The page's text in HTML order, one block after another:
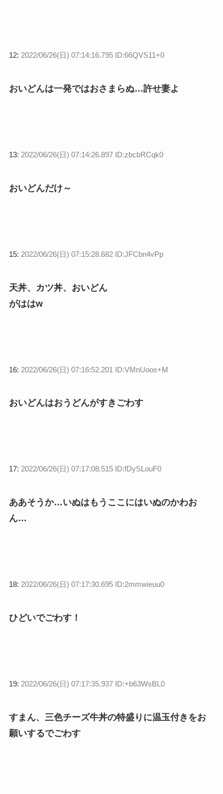
12: 2022/06/26(日) 07:14:16.795 ID:66QVS11+0
おいどんは一発ではおさまらぬ…許せ妻よ
13: 2022/06/26(日) 07:14:26.897 ID:zbcbRCqk0
おいどんだけ～
15: 2022/06/26(日) 07:15:28.682 ID:JFCbn4vPp
天丼、カツ丼、おいどん
がははw
16: 2022/06/26(日) 07:16:52.201 ID:VMnUoos+M
おいどんはおうどんがすきごわす
17: 2022/06/26(日) 07:17:08.515 ID:fDySLouF0
ああそうか…いぬはもうここにはいぬのかわお
ん…
18: 2022/06/26(日) 07:17:30.695 ID:2mmwieuu0
ひどいでごわす！
19: 2022/06/26(日) 07:17:35.937 ID:+b63WsBL0
すまん、三色チーズ牛丼の特盛りに温玉付きをお
願いするでごわす